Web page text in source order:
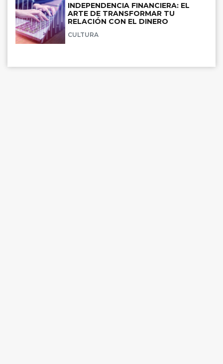
INDEPENDENCIA FINANCIERA: EL
ARTE DE TRANSFORMAR TU
RELACIÓN CON EL DINERO
CULTURA